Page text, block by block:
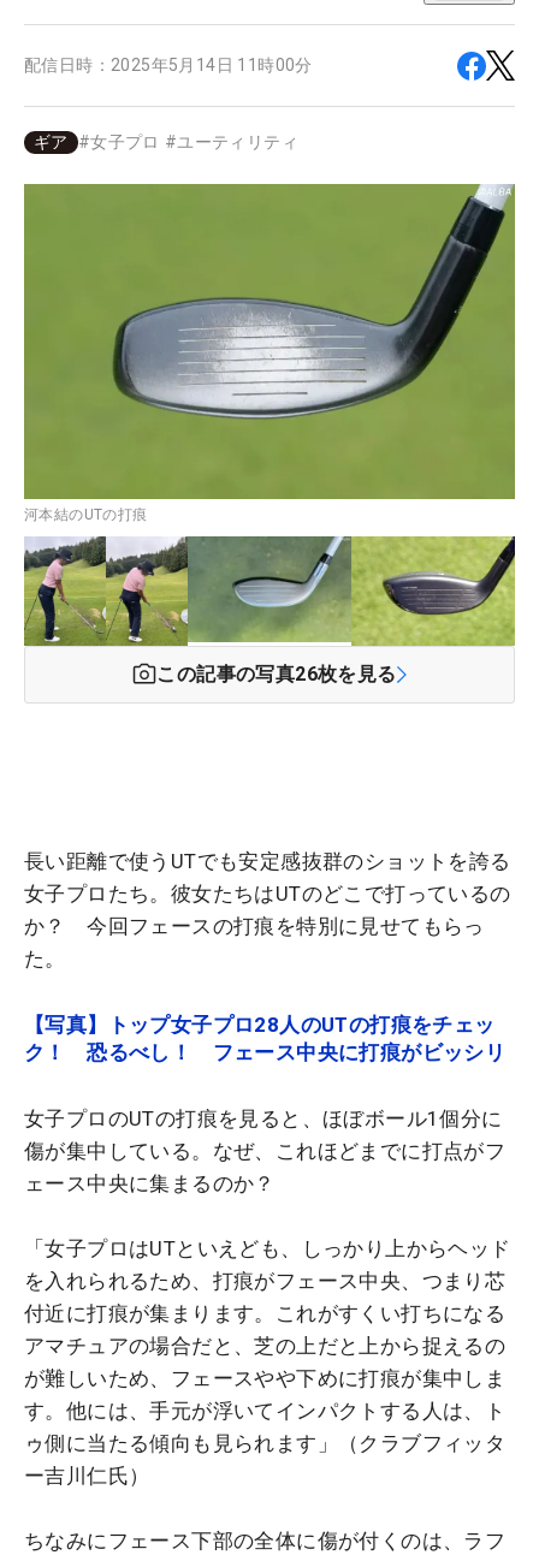
配信日時： 2025年5月14日 11時00分
ギア #女子プロ #ユーティリティ
河本結のUTの打痕
この記事の写真26枚を見る
長い距離で使うUTでも安定感抜群のショットを誇る
女子プロたち。彼女たちはUTのどこで打っているの
か？ 今回フェースの打痕を特別に見せてもらっ
た。
【写真】トップ女子プロ28人のUTの打痕をチェッ
ク！ 恐るべし！ フェース中央に打痕がビッシリ
女子プロのUTの打痕を見ると、ほぼボール1個分に
傷が集中している。なぜ、これほどまでに打点がフ
ェース中央に集まるのか？
「女子プロはUTといえども、しっかり上からヘッド
を入れられるため、打痕がフェース中央、つまり芯
付近に打痕が集まります。これがすくい打ちになる
アマチュアの場合だと、芝の上だと上から捉えるの
が難しいため、フェースやや下めに打痕が集中しま
す。他には、手元が浮いてインパクトする人は、ト
ゥ側に当たる傾向も見られます」（クラブフィッタ
ー吉川仁氏）
ちなみにフェース下部の全体に傷が付くのは、ラフ